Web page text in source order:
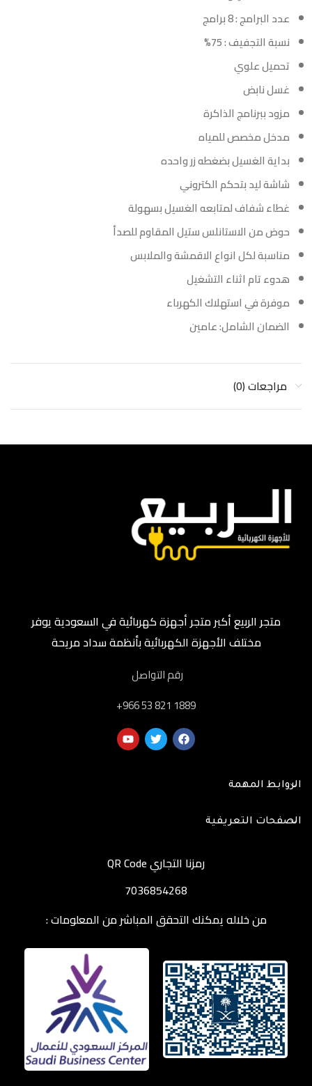
عدد البرامج : 8 برامج
نسبة التجفيف : 75%
تحميل علوي
غسل نابض
مزود ببرنامج الذاكرة
مدخل مخصص للمياه
بداية الغسيل بضغطه زر واحده
شاشة ليد بتحكم الكتروني
غطاء شفاف لمتابعه الغسيل بسهولة
حوض من الاستانلس ستيل المقاوم للصدأ
مناسبة لكل انواع الاقمشة والملابس
هدوء تام اثناء التشغيل
موفرة في استهلاك الكهرباء
الضمان الشامل: عامين
مراجعات (0)
متجر الربيع أكبر متجر أجهزة كهربائية في السعودية يوفر
مختلف الأجهزة الكهربائية بأنظمة سداد مريحة
رقم التواصل
‎+966 53 821 1889
الروابط المهمة
الصفحات التعريفية
رمزنا التجاري QR Code
7036854268
من خلاله يمكنك التحقق المباشر من المعلومات :